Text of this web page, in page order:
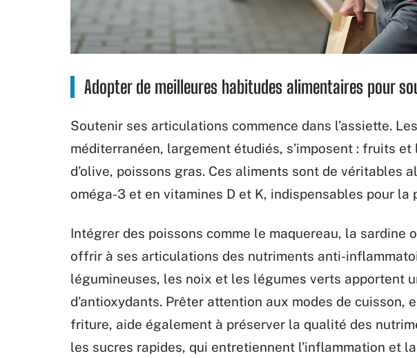
Adopter de meilleures habitudes alimentaires pour
Soutenir ses articulations commence dans l’assiette.
méditerranéen, largement étudiés, s’imposent : fruits
d’olive, poissons gras. Ces aliments sont de véritables
oméga-3 et en vitamines D et K, indispensables pour
Intégrer des poissons comme le maquereau, la sardine
offrir à ses articulations des nutriments anti-
légumineuses, les noix et les légumes verts apportent
d’antioxydants. Prêter attention aux modes de cuisson,
friture, aide également à préserver la qualité des
les sucres rapides, qui entretiennent l’inflammation et